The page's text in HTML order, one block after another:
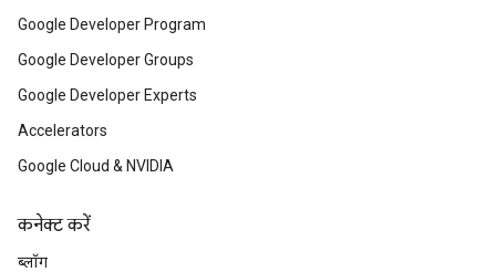
Google Developer Program
Google Developer Groups
Google Developer Experts
Accelerators
Google Cloud & NVIDIA
कनेक्ट करें
ब्लॉग